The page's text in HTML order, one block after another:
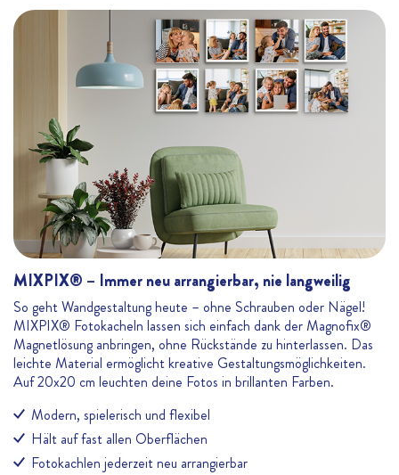
MIXPIX® – Immer neu arrangierbar, nie langweilig
So geht Wandgestaltung heute – ohne Schrauben oder Nägel!
MIXPIX® Fotokacheln lassen sich einfach dank der Magnofix®
Magnetlösung anbringen, ohne Rückstände zu hinterlassen. Das
leichte Material ermöglicht kreative Gestaltungsmöglichkeiten.
Auf 20x20 cm leuchten deine Fotos in brillanten Farben.
Modern, spielerisch und flexibel
Hält auf fast allen Oberflächen
Fotokachlen jederzeit neu arrangierbar